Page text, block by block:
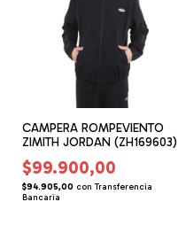
CAMPERA ROMPEVIENTO
ZIMITH JORDAN (ZH169603)
$99.900,00
$94.905,00 con Transferencia
Bancaria